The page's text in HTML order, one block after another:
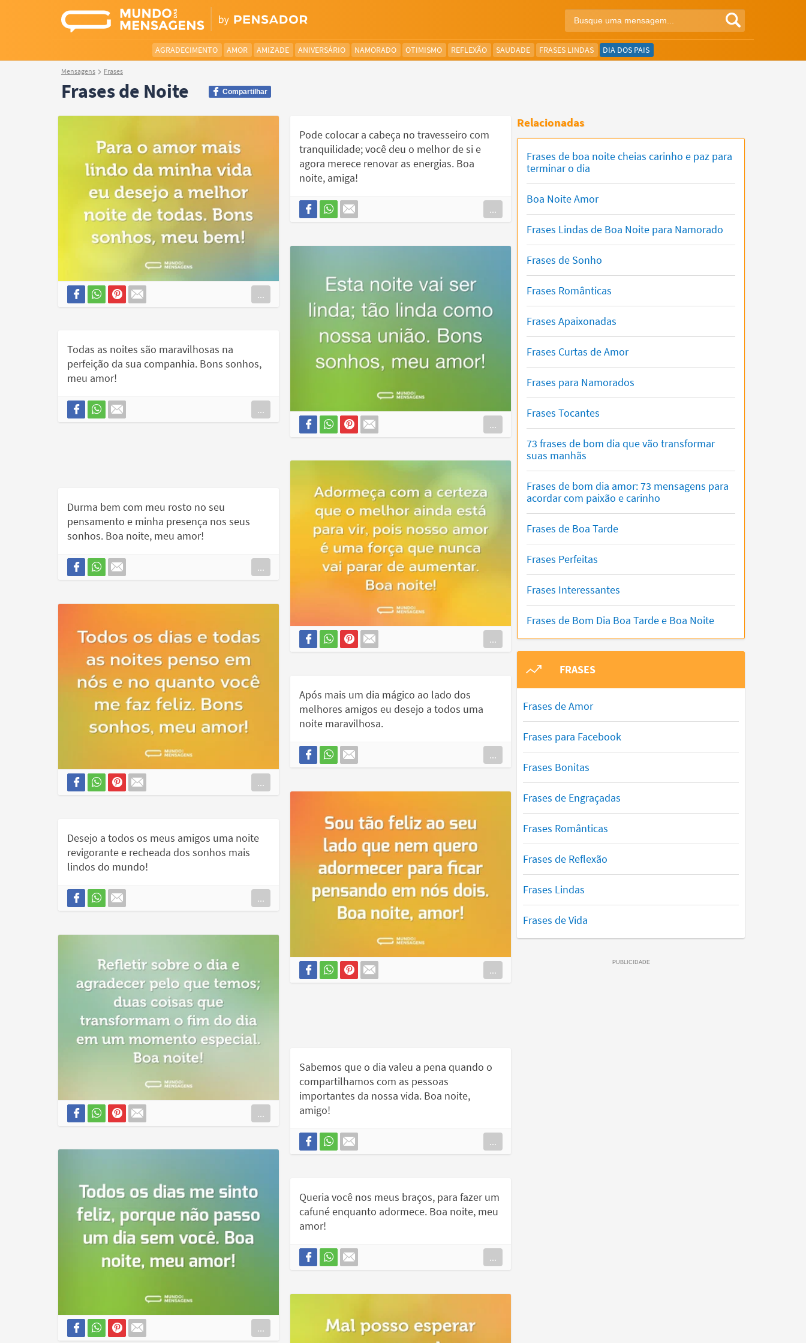
AGRADECIMENTO AMOR AMIZADE ANIVERSÁRIO NAMORADO OTIMISMO REFLEXÃO SAUDADE FRASES LINDAS DIA DOS PAIS
Mensagens Frases
Frases de Noite Compartilhar
...
Pode colocar a cabeça no travesseiro com
tranquilidade; você deu o melhor de si e
agora merece renovar as energias. Boa
noite, amiga!
...
...
Todas as noites são maravilhosas na
perfeição da sua companhia. Bons sonhos,
meu amor!
...
...
Durma bem com meu rosto no seu
pensamento e minha presença nos seus
sonhos. Boa noite, meu amor!
...
...
Após mais um dia mágico ao lado dos
melhores amigos eu desejo a todos uma
noite maravilhosa.
...
...
Desejo a todos os meus amigos uma noite
revigorante e recheada dos sonhos mais
lindos do mundo!
...
...
Sabemos que o dia valeu a pena quando o
compartilhamos com as pessoas
importantes da nossa vida. Boa noite,
amigo!
...
...
Queria você nos meus braços, para fazer um
cafuné enquanto adormece. Boa noite, meu
amor!
...
Relacionadas
Frases de boa noite cheias carinho e paz para
terminar o dia
Boa Noite Amor
Frases Lindas de Boa Noite para Namorado
Frases de Sonho
Frases Românticas
Frases Apaixonadas
Frases Curtas de Amor
Frases para Namorados
Frases Tocantes
73 frases de bom dia que vão transformar
suas manhãs
Frases de bom dia amor: 73 mensagens para
acordar com paixão e carinho
Frases de Boa Tarde
Frases Perfeitas
Frases Interessantes
Frases de Bom Dia Boa Tarde e Boa Noite
FRASES
Frases de Amor
Frases para Facebook
Frases Bonitas
Frases de Engraçadas
Frases Românticas
Frases de Reflexão
Frases Lindas
Frases de Vida